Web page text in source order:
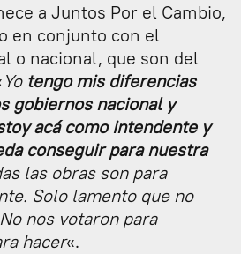
a Juntos Por el Cambio,
en conjunto con el
o nacional, que son del
Yo tengo mis diferencias
gobiernos nacional y
acá como intendente y
conseguir para nuestra
las obras son para
Solo lamento que no
nos votaron para
hacer«.